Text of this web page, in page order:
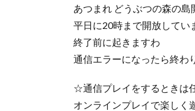
あつまれ どうぶつの森の島
平日に20時まで開放してい
終了前に起きますわ
通信エラーになったら終わ
☆通信プレイをするときは
オンラインプレイで楽しく